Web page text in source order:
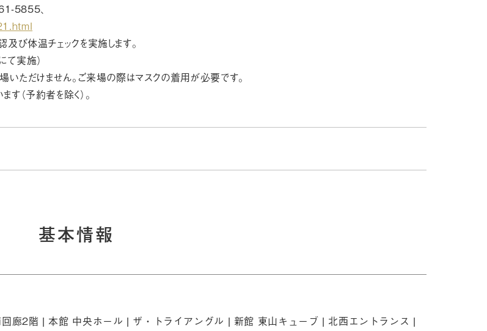
5855、
び体温チェックを実施します。
て実施）
ただけません。ご来場の際はマスクの着用が必要です。
（予約者を除く）。
基本情報
廊2階 | 本館 中央ホール | ザ・トライアングル | 新館 東山キューブ | 北西エントランス |